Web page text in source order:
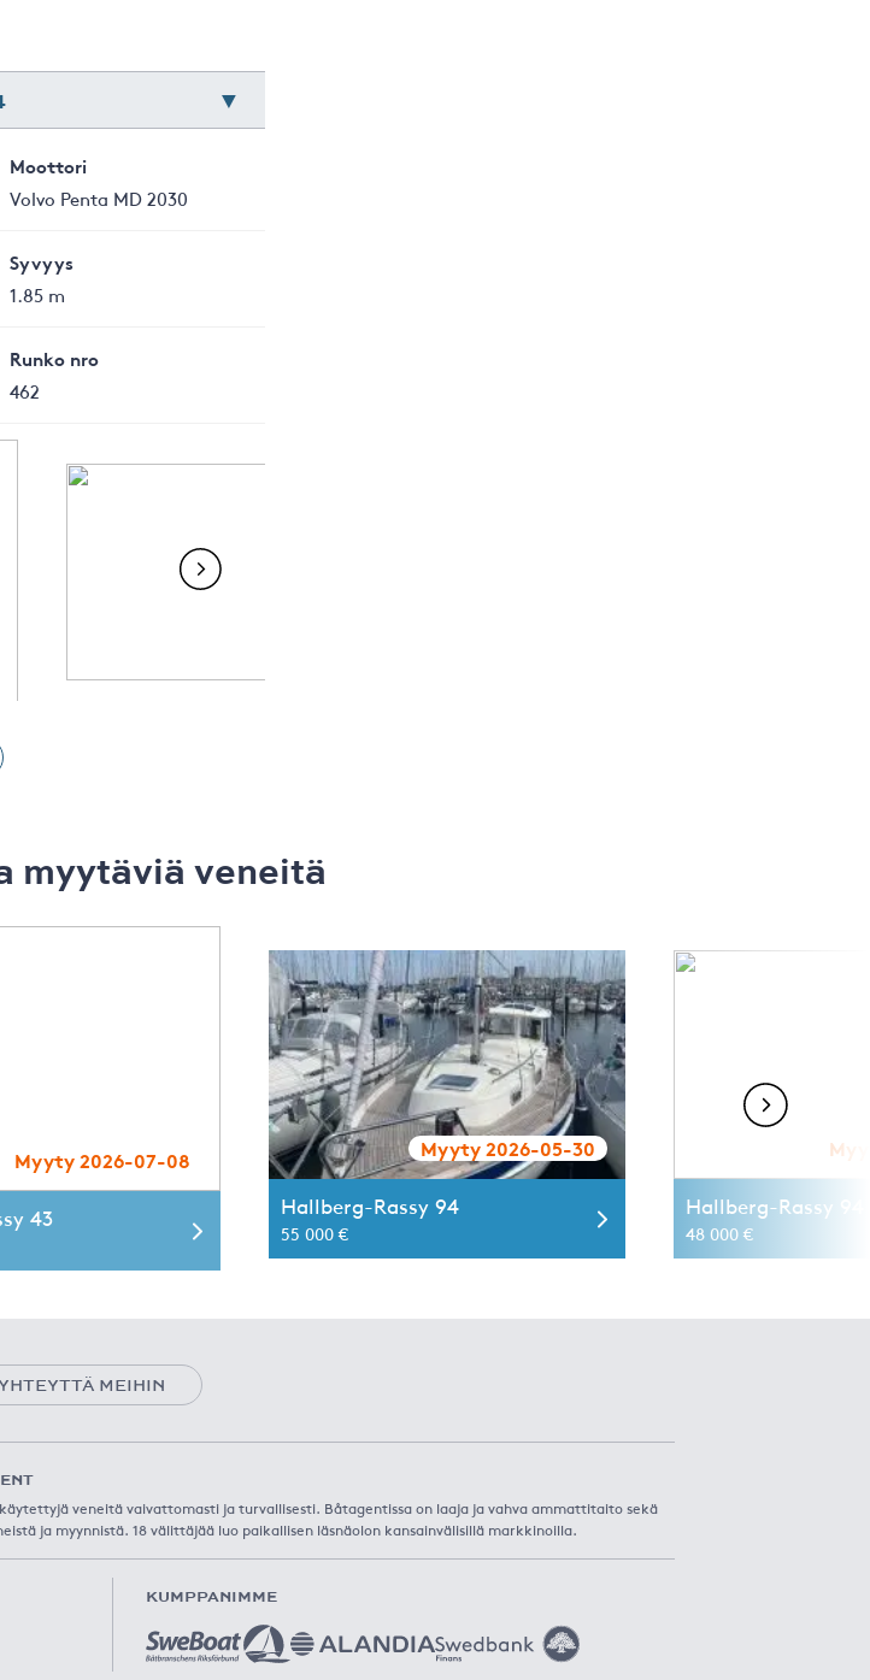
Moottori
Volvo Penta MD 2030
Syvyys
1.85 m
Runko nro
462
​​myytäviä veneitä
Myyty 2026-07-08
43
Myyty 2026-05-30
Hallberg-Rassy 94
55 000 €
Hallberg-Rassy
48 000 €
MEIHIN
veneitä vaivattomasti ja turvallisesti. Båtagentissa on laaja ja vahva ammattitaito sekä
ja myynnistä. 18 välittäjää luo paikallisen läsnäolon kansainvälisillä markkinoilla.
KUMPPANIMME